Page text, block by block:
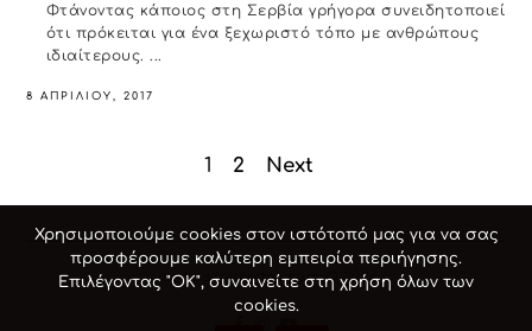
Φτάνοντας κάποιος στη Σερβία γρήγορα συνειδητοποιεί
ότι πρόκειται για ένα ξεχωριστό τόπο με ανθρώπους
ιδιαίτερους. ...
8 ΑΠΡΙΛΊΟΥ, 2017
άρθρων
1 2 Next
vassiliszaverdas.com © 2026
Χρησιμοποιούμε cookies στον ιστότοπό μας για να σας
προσφέρουμε καλύτερη εμπειρία περιήγησης.
Επιλέγοντας "ΟΚ", συναινείτε στη χρήση όλων των
cookies.